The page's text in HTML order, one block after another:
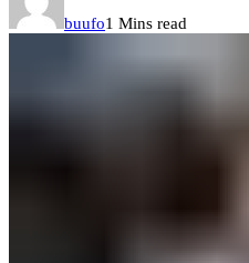
buufo1 Mins read